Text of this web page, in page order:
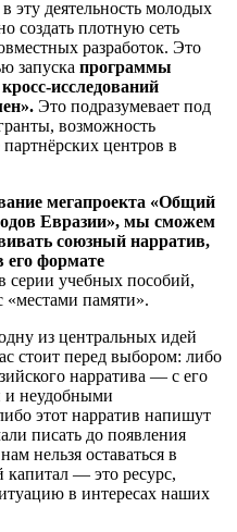
эту деятельность молодых
создать плотную сеть
разработок. Это
запуска программы
исследований
Это подразумевает под
возможность
центров в
мегапроекта «Общий
Евразии», мы сможем
союзный нарратив,
его формате
серии учебных пособий,
«местами памяти».
из центральных идей
стоит перед выбором: либо
нарратива — с его
и неудобными
этот нарратив напишут
писать до появления
нельзя оставаться в
— это ресурс,
в интересах наших